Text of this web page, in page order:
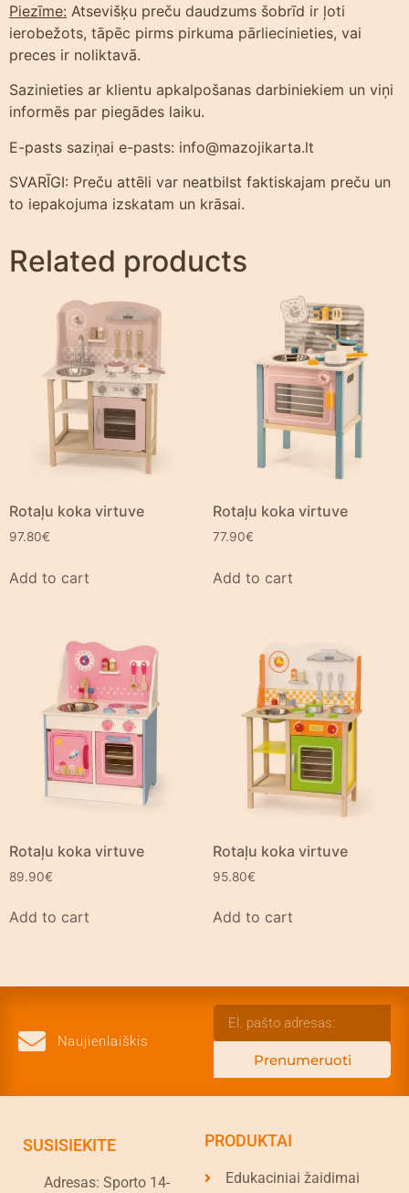
Piezīme: Atsevišķu preču daudzums šobrīd ir ļoti
ierobežots, tāpēc pirms pirkuma pārliecinieties, vai
preces ir noliktavā.
Sazinieties ar klientu apkalpošanas darbiniekiem un viņi
informēs par piegādes laiku.
E-pasts saziņai e-pasts: info@mazojikarta.lt
SVARĪGI: Preču attēli var neatbilst faktiskajam preču un
to iepakojuma izskatam un krāsai.
Related products
Rotaļu koka virtuve
97.80€
Add to cart
Rotaļu koka virtuve
77.90€
Add to cart
Rotaļu koka virtuve
89.90€
Add to cart
Rotaļu koka virtuve
95.80€
Add to cart
Naujienlaiškis
Prenumeruoti
SUSISIEKITE
Adresas: Sporto 14-
PRODUKTAI
Edukaciniai žaidimai